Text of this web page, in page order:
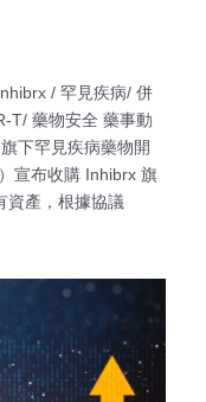
/ 罕見疾病/ 併
T/ 藥物安全 藥事動
下罕見疾病藥物開
宣布收購 Inhibrx 旗
資產，根據協議